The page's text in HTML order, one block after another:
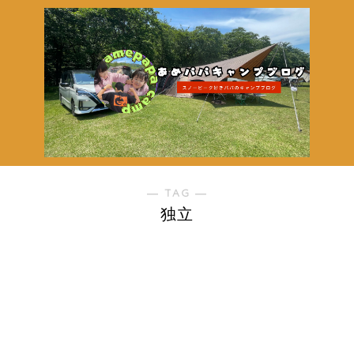
― TAG ―
独立